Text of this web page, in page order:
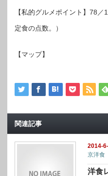
【私的グルメポイント】78
定食の点数。）
【マップ】
関連記事
2014-
京洋食
洋食